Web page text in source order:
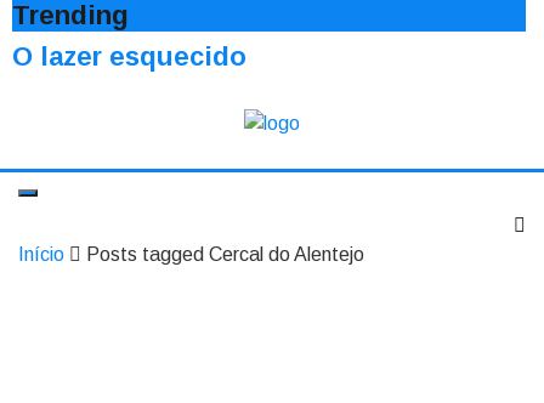
Trending
O lazer esquecido
Início Posts tagged Cercal do Alentejo